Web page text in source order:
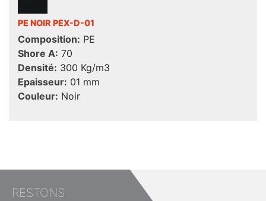
PE NOIR PEX-D-01
Composition: PE
Shore A: 70
Densité: 300 Kg/m3
Epaisseur: 01 mm
Couleur: Noir
RESTONS